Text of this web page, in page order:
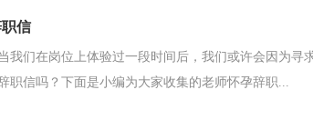
信
我们在岗位上体验过一段时间后，我们或许会因为寻
职信吗？下面是小编为大家收集的老师怀孕辞职...